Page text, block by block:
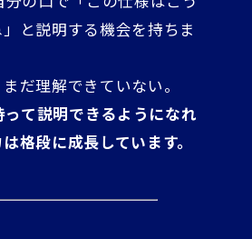
と説明する機会を持ちま
だ理解できていない。
って説明できるようになれ
格段に成長しています。